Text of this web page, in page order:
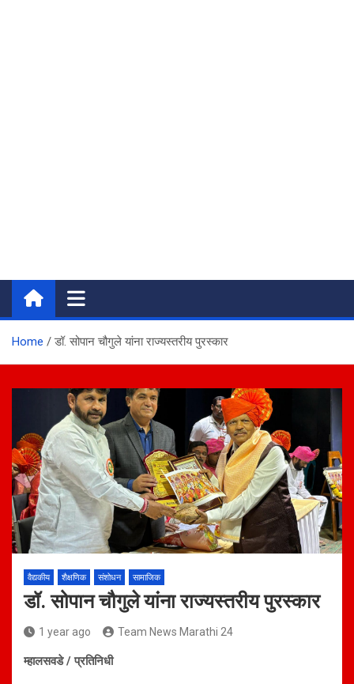
Home डॉ. सोपान चौगुले यांना राज्यस्तरीय पुरस्कार
वैद्यकीय शैक्षणिक संशोधन सामाजिक
डॉ. सोपान चौगुले यांना राज्यस्तरीय पुरस्कार
1 year ago Team News Marathi 24
म्हालसवडे / प्रतिनिधी